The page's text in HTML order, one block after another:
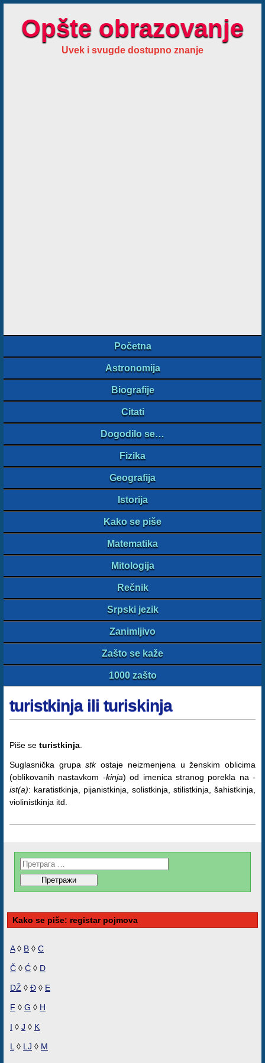
Opšte obrazovanje
Uvek i svugde dostupno znanje
Početna
Astronomija
Biografije
Citati
Dogodilo se…
Fizika
Geografija
Istorija
Kako se piše
Matematika
Mitologija
Rečnik
Srpski jezik
Zanimljivo
Zašto se kaže
1000 zašto
turistkinja ili turiskinja
Piše se turistkinja
Suglasnička grupastkostaje neizmenjena u ženskim oblicima
(oblikovanih nastavkom -kinja) od imenica stranog porekla na -
ist(a): karatistkinja, pijanistkinja, solistkinja, stilistkinja, šahistkinja,
violinistkinja itd.
Kako se piše: registar pojmova
A◊ B ◊ C
Č ◊ Ć ◊ D
DŽ ◊ Đ ◊ E
F ◊ G ◊ H
I ◊ J ◊ K
L ◊ LJ ◊ M